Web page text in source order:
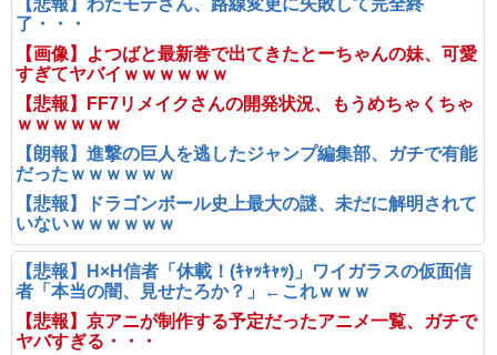
【悲報】わたモテさん、路線変更に失敗して完全終
了・・・
【画像】よつばと最新巻で出てきたとーちゃんの妹、可愛
すぎてヤバイｗｗｗｗｗｗ
【悲報】FF7リメイクさんの開発状況、もうめちゃくちゃ
ｗｗｗｗｗｗ
【朗報】進撃の巨人を逃したジャンプ編集部、ガチで有能
だったｗｗｗｗｗｗ
【悲報】ドラゴンボール史上最大の謎、未だに解明されて
いないｗｗｗｗｗｗ
【悲報】H×H信者「休載！(ｷｬｯｷｬｯ)」ワイガラスの仮面信
者「本当の闇、見せたろか？」←これｗｗｗ
【悲報】京アニが制作する予定だったアニメ一覧、ガチで
ヤバすぎる・・・